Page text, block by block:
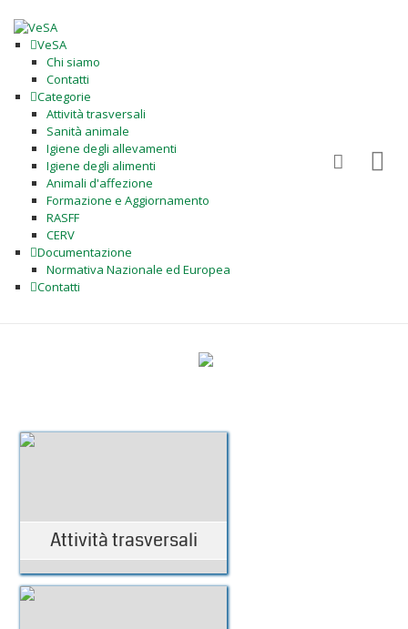
VeSA
Chi siamo
Contatti
Categorie
Attività trasversali
Sanità animale
Igiene degli allevamenti
Igiene degli alimenti
Animali d'affezione
Formazione e Aggiornamento
RASFF
CERV
Documentazione
Normativa Nazionale ed Europea
Contatti
Attività trasversali